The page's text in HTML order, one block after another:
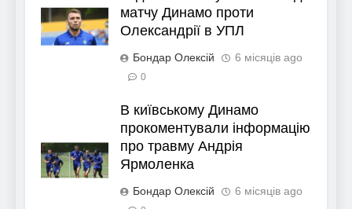
матчу Динамо проти
Олександрії в УПЛ
Бондар Олексій 6 місяців ago
0
В київському Динамо
прокоментували інформацію
про травму Андрія
Ярмоленка
Бондар Олексій 6 місяців ago